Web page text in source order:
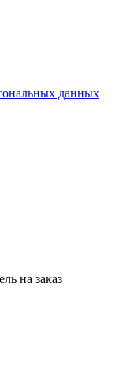
данных
на заказ